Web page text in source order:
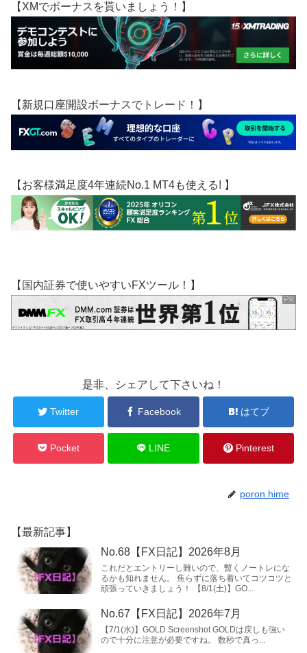
【XMでボーナスを貰いましょう！】
【新規口座開設ボーナスでトレード！】
【お客様満足度4年連続No.1 MT4も使える! 】
【国内証券で使いやすいFXツール！】
是非、シェアして下さいね！
Twitter Facebook はてブ
Pocket LINE Pinterest
poron hime
【最新記事】
No.68【FX日記】2026年8月
これだとエントリーし難いので、暫くノートレにな
るかも知れません。 焦らずに落ち着いてコツコツと
頑張っていきましょう！ 【8/1(土)】GO...
No.67【FX日記】2026年7月
【7/1(水)】GOLD Screenshot GOLDは戻しも強い
ので十分に注意が必要ですね。 数秒で真っ...